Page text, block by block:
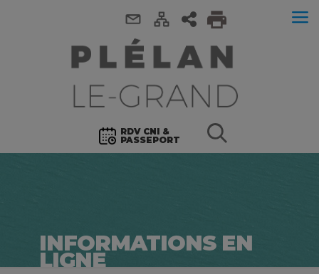
RDV CNI &
PASSEPORT
INFORMATIONS EN
LIGNE